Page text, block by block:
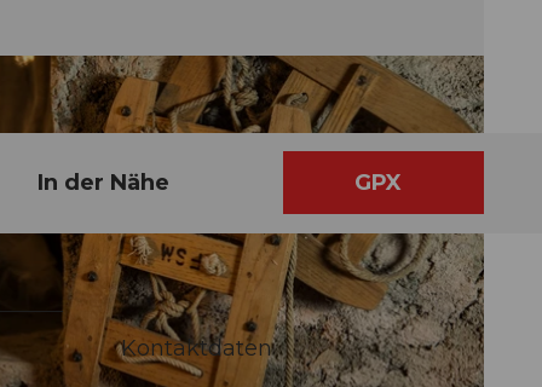
In der Nähe GPX
Kontaktdaten